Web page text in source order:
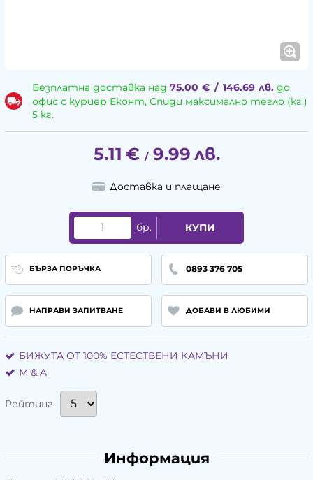
Безплатна доставка над 75.00 € / 146.69 лв.до
офис с куриер Еконт, Спиди максимално тегло (кг.)
5 кг.
5.11 € / 9.99 лв.
Доставка и плащане
бр. КУПИ
БЪРЗА ПОРЪЧКА 0893 376 705
НАПРАВИ ЗАПИТВАНЕ ДОБАВИ В ЛЮБИМИ
БИЖУТА ОТ 100% ЕСТЕСТВЕНИ КАМЪНИ
М & A
Рейтинг:
Информация